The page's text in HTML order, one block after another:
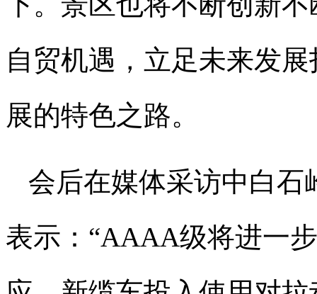
自贸机遇，立足未来发
展的特色之路。
会后在媒体采访中白石
表示：“AAAA级将进一